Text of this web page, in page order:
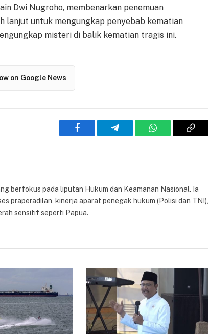
Dwi Nugroho, membenarkan penemuan
lanjut untuk mengungkap penyebab kematian
misteri di balik kematian tragis ini.
on Google News
Facebook Telegram WhatsAppCopy
berfokus pada liputan Hukum dan Keamanan Nasional. Ia
praperadilan, kinerja aparat penegak hukum (Polisi dan TNI),
sensitif seperti Papua.